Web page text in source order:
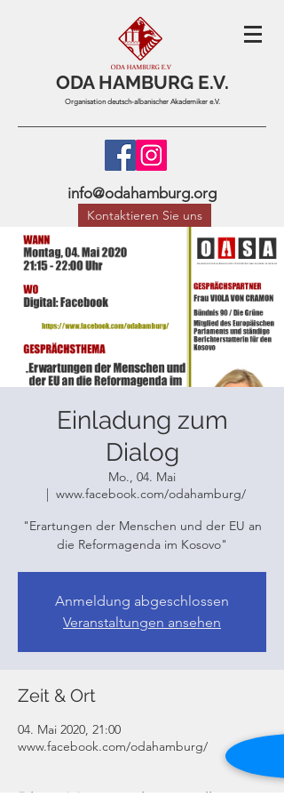
ODA HAMBURG E.V.
Organisation deutsch-albanischer Akademiker e.V.
info@odahamburg.org
Kontaktieren Sie uns
Einladung zum
Dialog
Mo., 04. Mai
  |
www.facebook.com/odahamburg/
"Erartungen der Menschen und der EU an
die Reformagenda im Kosovo"
Anmeldung abgeschlossen
Veranstaltungen ansehen
Zeit & Ort
04. Mai 2020, 21:00
www.facebook.com/odahamburg/